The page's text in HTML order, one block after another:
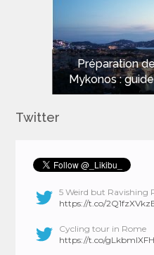
Préparation
Mykonos :
Les meilleures
pour des
Twitter
5 Weird but Ravishing
https://t.co/
Cycling tour in Rome
https://t.co/